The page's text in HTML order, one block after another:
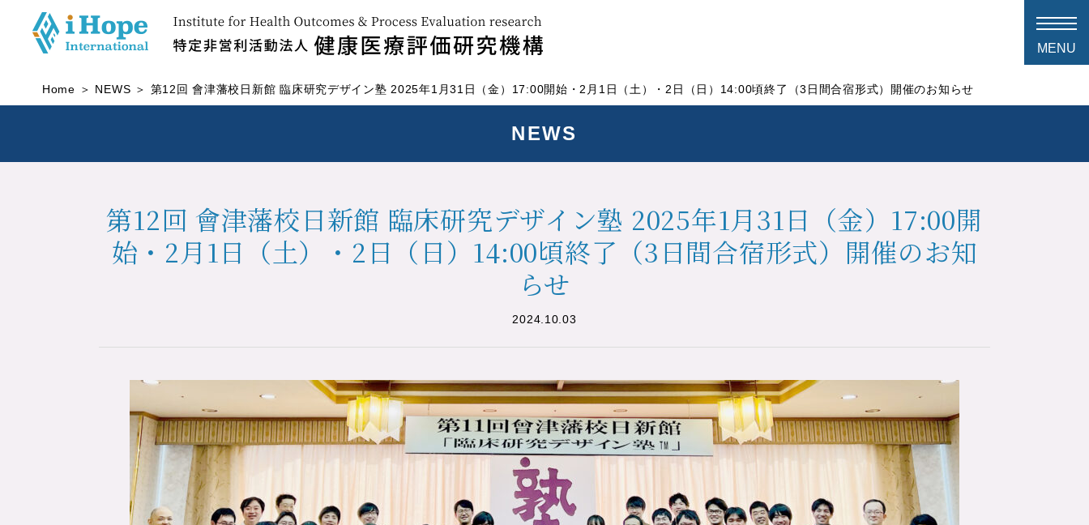
Home NEWS 第12回 會津藩校日新館 臨床研究デザイン塾 2025年1月31日（金）17:00開始・2月1日（土）・2日（日）14:00頃終了（3日間合宿形式）開催のお知らせ
NEWS
第12回 會津藩校日新館 臨床研究デザイン塾 2025年1月31日（金）17:00開
始・2月1日（土）・2日（日）14:00頃終了（3日間合宿形式）開催のお知
らせ
2024.10.03